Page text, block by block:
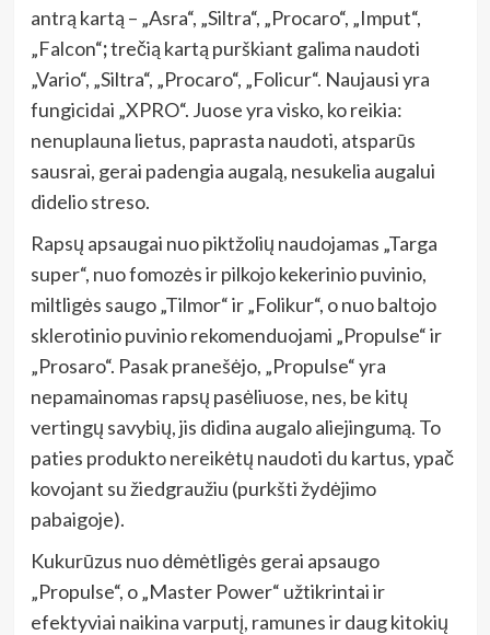
antrą kartą – „Asra“, „Siltra“, „Procaro“, „Imput“,
„Falcon“;trečią kartą purškiant galima naudoti
„Vario“, „Siltra“, „Procaro“, „Folicur“. Naujausi yra
fungicidai „XPRO“. Juose yra visko, ko reikia:
nenuplauna lietus, paprasta naudoti, atsparūs
sausrai, gerai padengia augalą, nesukelia augalui
didelio streso.
Rapsų apsaugai nuo piktžolių naudojamas „Targa
super“, nuo fomozės ir pilkojo kekerinio puvinio,
miltligės saugo „Tilmor“ ir „Folikur“, o nuo baltojo
sklerotinio puvinio rekomenduojami „Propulse“ ir
„Prosaro“. Pasak pranešėjo, „Propulse“ yra
nepamainomas rapsų pasėliuose, nes, be kitų
vertingų savybių, jis didina augalo aliejingumą. To
paties produkto nereikėtų naudoti du kartus, ypač
kovojant su žiedgraužiu (purkšti žydėjimo
pabaigoje).
Kukurūzus nuo dėmėtligės gerai apsaugo
„Propulse“, o „Master Power“ užtikrintai ir
efektyviai naikina varputį, ramunes ir daug kitokių